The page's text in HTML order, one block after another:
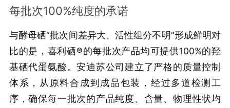
每批次100%纯度的承诺
与酵母硒“批次间差异大、活性组分不明”形成鲜明对
比的是，喜利硒®的每批次产品均可提供100%的羟
基硒代蛋氨酸。安迪苏公司建立了严格的质量控制
体系，从原料合成到成品包装，经过多道检测工
序，确保每一批次的产品纯度、含量、物理性状均